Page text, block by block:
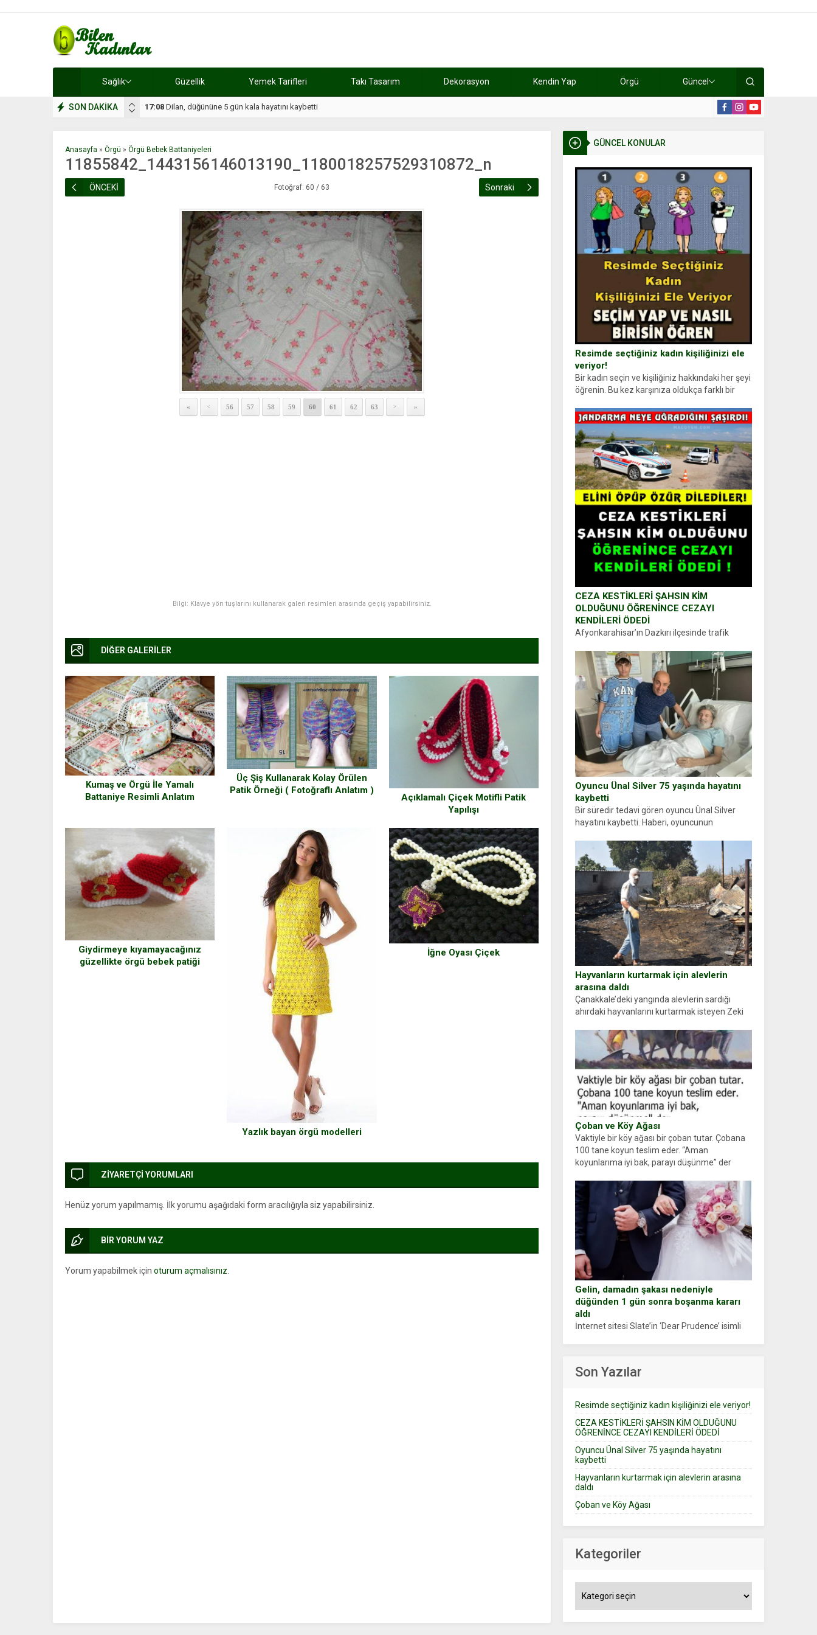
Sağlık Güzellik Yemek Tarifleri Takı Tasarım Dekorasyon Kendin Yap Örgü Güncel
SON DAKİKA 17:08 Dilan, düğününe 5 gün kala hayatını kaybetti
GÜNCEL KONULAR
Resimde seçtiğiniz kadın kişiliğinizi ele
veriyor!
Bir kadın seçin ve kişiliğiniz hakkındaki her şeyi
öğrenin. Bu kez karşınıza oldukça farklı bir
kadın figürlerinden dikkatinizi en...
CEZA KESTİKLERİ ŞAHSIN KİM
OLDUĞUNU ÖĞRENİNCE CEZAYI
KENDİLERİ ÖDEDİ
Afyonkarahisar’ın Dazkırı ilçesinde trafik
durdurdukları bir otomobilin sürücüsünden
ehliyet ve ruhsat sorup belgelerini istedi.
Sürücü Abdurrahman Ö.nün verdiği evraklarda
eksik olduğunu...
Oyuncu Ünal Silver 75 yaşında hayatını
kaybetti
Bir süredir tedavi gören oyuncu Ünal Silver
hayatını kaybetti. Haberi, oyuncunun
sosyal medya hesabında “Usta Oyuncumuz ve
çok değerli dostumuz...
Hayvanların kurtarmak için alevlerin
arasına daldı
Çanakkale’deki yangında alevlerin sardığı
ahırdaki hayvanlarını kurtarmak isteyen Zeki
ellerinde yanıklar oluşan Demir, kâbus dolu
anları anlattı… Merkeze bağlı...
Çoban ve Köy Ağası
Vaktiyle bir köy ağası bir çoban tutar. Çobana
100 tane koyun teslim eder. “Aman
koyunlarıma iyi bak, parayı düşünme” der
Gelin, damadın şakası nedeniyle
düğünden 1 gün sonra boşanma kararı
aldı
İnternet sitesi Slate’in ‘Dear Prudence’ isimli
Son Yazılar
Resimde seçtiğiniz kadın kişiliğinizi ele veriyor!
CEZA KESTİKLERİ ŞAHSIN KİM OLDUĞUNU
ÖĞRENİNCE CEZAYI KENDİLERİ ÖDEDİ
Oyuncu Ünal Silver 75 yaşında hayatını
kaybetti
Hayvanların kurtarmak için alevlerin arasına
daldı
Çoban ve Köy Ağası
Kategoriler
Anasayfa » Örgü » Örgü Bebek Battaniyeleri
11855842_1443156146013190_1180018257529310872_n
ÖNCEKİ Fotoğraf: 60 / 63 Sonraki
« < 56 57 58 59 60 61 62 63 > »
Bilgi: Klavye yön tuşlarını kullanarak galeri resimleri arasında geçiş yapabilirsiniz.
DİĞER GALERİLER
Kumaş ve Örgü İle Yamalı
Battaniye Resimli Anlatım
Üç Şiş Kullanarak Kolay Örülen
Patik Örneği ( Fotoğraflı Anlatım )
Açıklamalı Çiçek Motifli Patik
Yapılışı
Giydirmeye kıyamayacağınız
güzellikte örgü bebek patiği
Yazlık bayan örgü modelleri
İğne Oyası Çiçek
ZİYARETÇİ YORUMLARI
Henüz yorum yapılmamış. İlk yorumu aşağıdaki form aracılığıyla siz yapabilirsiniz.
BİR YORUM YAZ
Yorum yapabilmek için oturum açmalısınız